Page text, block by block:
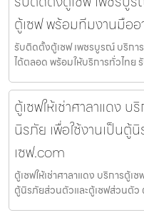
ตู้เซฟ พร้อมทีมงานมือ
รับติดตั้งตู้เซฟ เพชรบูรณ์ บริก
ได้ตลอด พร้อมให้บริการทั่วไทย
ตู้เซฟให้เช่าศาลาแดง บ
นิรภัย เพื่อใช้งานเป็นตู้
เซฟ.com
ตู้เซฟให้เช่าศาลาแดง บริการตู้เ
ตู้นิรภัยส่วนตัวและตู้เซฟส่วนตั